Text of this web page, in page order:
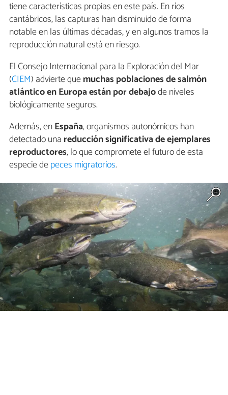
tiene características propias en este país. En ríos
cantábricos, las capturas han disminuido de forma
notable en las últimas décadas, y en algunos tramos la
reproducción natural está en riesgo.
El Consejo Internacional para la Exploración del Mar
(CIEM) advierte quemuchas poblaciones de salmón
atlántico en Europa están por debajode niveles
biológicamente seguros.
Además, enEspaña, organismos autonómicos han
detectado una reducción significativa de ejemplares
reproductores, lo que compromete el futuro de esta
especie depeces migratorios.